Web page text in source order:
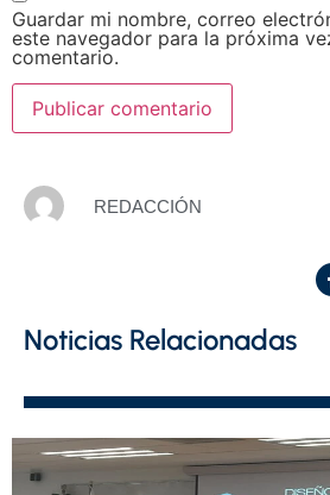
Guardar mi nombre, correo
este navegador para la próxima
comentario.
REDACCIÓN
Noticias Relacionadas